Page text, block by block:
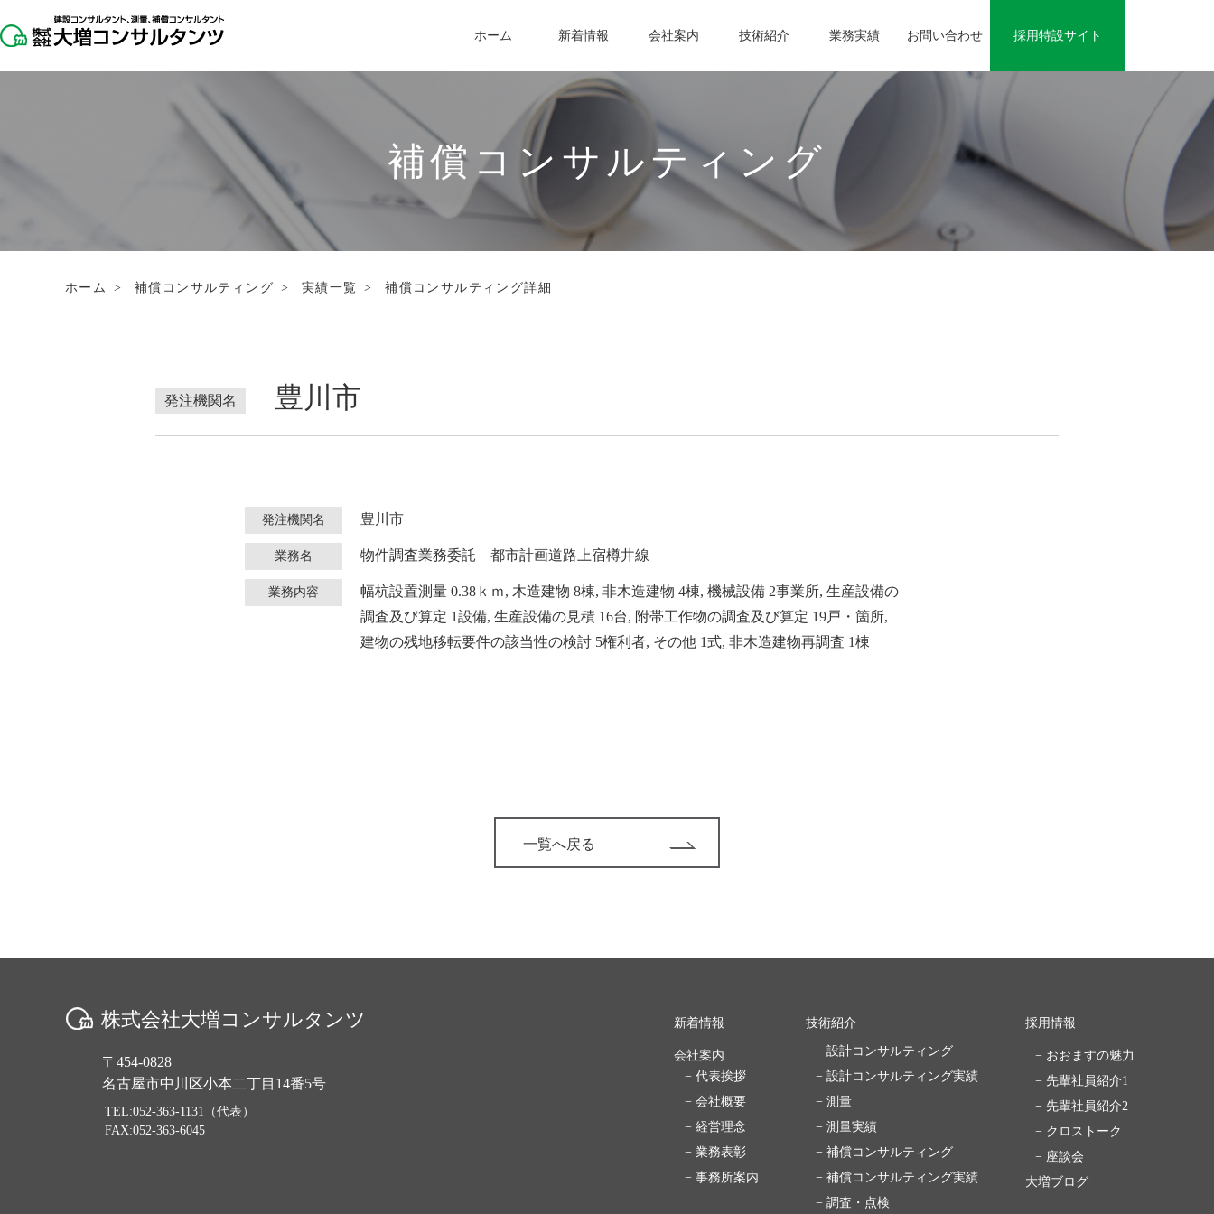
ホーム 新着情報 会社案内 技術紹介 業務実績 お問い合わせ 採用特設サイト
補償コンサルティング
ホーム > 補償コンサルティング > 実績一覧 > 補償コンサルティング詳細
発注機関名 豊川市
発注機関名 豊川市
業務名 物件調査業務委託 都市計画道路上宿樽井線
業務内容
幅杭設置測量 0.38ｋｍ, 木造建物 8棟, 非木造建物 4棟, 機械設備 2事業所, 生産設備の
調査及び算定 1設備, 生産設備の見積 16台, 附帯工作物の調査及び算定 19戸・箇所,
建物の残地移転要件の該当性の検討 5権利者, その他 1式, 非木造建物再調査 1棟
一覧へ戻る
株式会社大増コンサルタンツ
〒454-0828
名古屋市中川区小本二丁目14番5号
TEL:052-363-1131（代表）
FAX:052-363-6045
新着情報
会社案内
− 代表挨拶
− 会社概要
− 経営理念
− 業務表彰
− 事務所案内
技術紹介
− 設計コンサルティング
− 設計コンサルティング実績
− 測量
− 測量実績
− 補償コンサルティング
− 補償コンサルティング実績
− 調査・点検
採用情報
− おおますの魅力
− 先輩社員紹介1
− 先輩社員紹介2
− クロストーク
− 座談会
大増ブログ